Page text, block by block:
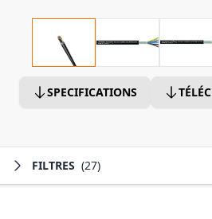
SPECIFICATIONS
FILTRES (27)